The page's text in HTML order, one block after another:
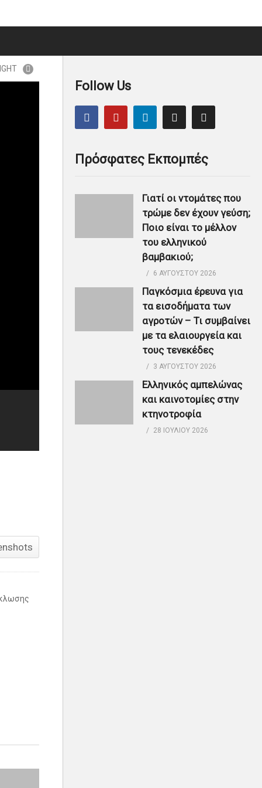
Follow Us
Πρόσφατες Εκπομπές
Γιατί οι ντομάτες που
τρώμε δεν έχουν γεύση;
Ποιο είναι το μέλλον
του ελληνικού
βαμβακιού;
6 ΑΥΓΟΎΣΤΟΥ 2026
Παγκόσμια έρευνα για
τα εισοδήματα των
αγροτών – Τι συμβαίνει
με τα ελαιουργεία και
τους τενεκέδες
3 ΑΥΓΟΎΣΤΟΥ 2026
Ελληνικός αμπελώνας
και καινοτομίες στην
κτηνοτροφία
28 ΙΟΥΛΊΟΥ 2026